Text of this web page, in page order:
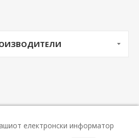
електронски информатор